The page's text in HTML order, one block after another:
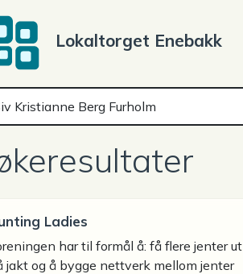
Lokaltorget Enebakk
Ladies
har til formål å: få flere jenter ut
jakt og å bygge nettverk mellom jenter